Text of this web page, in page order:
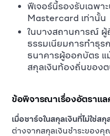
ฟีเจอร์นี้รองรับเฉพา
Mastercard เท่านั้น
ในบางสถานการณ์ ผู้
ธรรมเนียมการทำธุร
ธนาคารผู้ออกบัตร แ
สกุลเงินท้องถิ่นของต
ข้อพิจารณาเรื่องอัตราแล
เมื่อชาร์จในสกุลเงินที่ไม่ใช่ส
ต่างจากสกุลเงินชำระของ